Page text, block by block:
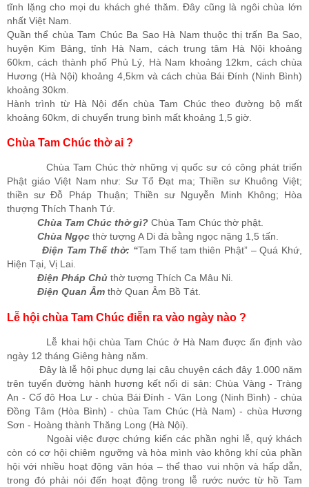
tĩnh lặng cho mọi du khách ghé thăm. Đây cũng là ngôi chùa lớn
nhất Việt Nam.
Quần thể chùa Tam Chúc Ba Sao Hà Nam thuộc thị trấn Ba Sao,
huyện Kim Bảng, tỉnh Hà Nam, cách trung tâm Hà Nội khoảng
60km, cách thành phố Phủ Lý, Hà Nam khoảng 12km, cách chùa
Hương (Hà Nội) khoảng 4,5km và cách chùa Bái Đính (Ninh Bình)
khoảng 30km.
Hành trình từ Hà Nội đến chùa Tam Chúc theo đường bộ mất
khoảng 60km, di chuyển trung bình mất khoảng 1,5 giờ.
Chùa Tam Chúc thờ ai ?
Chùa Tam Chúc thờ những vị quốc sư có công phát triển
Phật giáo Việt Nam như: Sư Tổ Đạt ma; Thiền sư Khuông Việt;
thiền sư Đỗ Pháp Thuận; Thiền sư Nguyễn Minh Không; Hòa
thượng Thích Thanh Tứ.
Chùa Tam Chúc thờ gì? Chùa Tam Chúc thờ phật.
Chùa Ngọc thờ tượng A Di đà bằng ngọc nặng 1,5 tấn.
Điện Tam Thế thờ: “Tam Thế tam thiên Phật” – Quá Khứ,
Hiện Tại, Vị Lai.
Điện Pháp Chủ thờ tượng Thích Ca Mâu Ni.
Điện Quan Âm thờ Quan Âm Bồ Tát.
Lễ hội chùa Tam Chúc điễn ra vào ngày nào ?
Lễ khai hội chùa Tam Chúc ở Hà Nam được ấn định vào
ngày 12 tháng Giêng hàng năm.
Đây là lễ hội phục dựng lại câu chuyện cách đây 1.000 năm
trên tuyến đường hành hương kết nối di sản: Chùa Vàng - Tràng
An - Cố đô Hoa Lư - chùa Bái Đính - Vân Long (Ninh Bình) - chùa
Đồng Tâm (Hòa Bình) - chùa Tam Chúc (Hà Nam) - chùa Hương
Sơn - Hoàng thành Thăng Long (Hà Nội).
Ngoài việc được chứng kiến các phần nghi lễ, quý khách
còn có cơ hội chiêm ngưỡng và hòa mình vào không khí của phần
hội với nhiều hoạt động văn hóa – thể thao vui nhộn và hấp dẫn,
trong đó phải nói đến hoạt động trong lễ rước nước từ hồ Tam